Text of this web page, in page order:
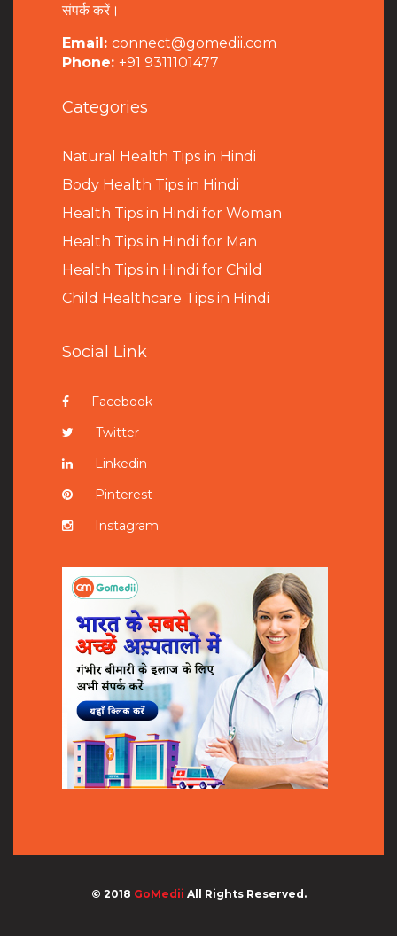
संपर्क करें।
Email: connect@gomedii.com
Phone: +91 9311101477
Categories
Natural Health Tips in Hindi
Body Health Tips in Hindi
Health Tips in Hindi for Woman
Health Tips in Hindi for Man
Health Tips in Hindi for Child
Child Healthcare Tips in Hindi
Social Link
Facebook
Twitter
Linkedin
Pinterest
Instagram
© 2018 GoMedii All Rights Reserved.